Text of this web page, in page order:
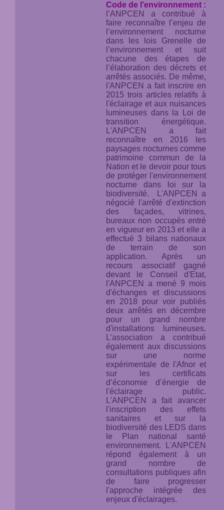
Code de l'environnement :
l’ANPCEN a contribué à
faire reconnaître l’enjeu de
l’environnement nocturne
dans les lois Grenelle de
l’environnement et suit
chacune des étapes de
l’élaboration des décrets et
arrêtés associés. De même,
l'ANPCEN a fait inscrire en
2015 trois articles relatifs à
l'éclairage et aux nuisances
lumineuses dans la Loi de
transition énergétique.
L'ANPCEN a fait
reconnaître en 2016 les
paysages nocturnes comme
patrimoine commun de la
Nation et le devoir pour tous
de protéger l'environnement
nocturne dans loi sur la
biodiversité.
L'ANPCEN a
négocié l'arrêté d'extinction
des façades, vitrines,
bureaux non occupés entré
en vigueur en 2013 et elle a
effectué 3 bilans nationaux
de terrain de son
application. Après un
recours associatif gagné
devant le Conseil d'Etat,
l'ANPCEN a mené 9 mois
d'échanges et discussions
en 2018 pour voir publiés
deux arrêtés en décembre
pour un grand nombre
d'installations lumineuses.
L’association a contribué
également aux discussions
sur une norme
expérimentale de l'Afnor et
sur les certificats
d’économie d’énergie de
l'éclairage public.
L'ANPCEN a fait avancer
l'inscription des effets
sanitaires et sur la
biodiversité des LEDS dans
le Plan national santé
environnement. L'ANPCEN
répond également à un
grand nombre de
consultations publiques afin
de faire progresser
l'approche intégrée des
enjeux d'éclairages.